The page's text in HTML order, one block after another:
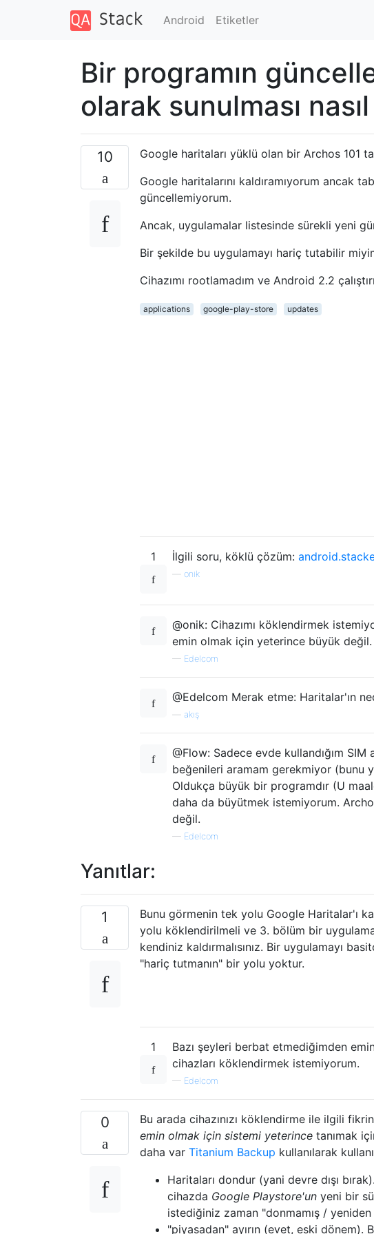
Android Etiketler
Bir programın
olarak sunulması
10
Google haritaları yüklü olan bir Archos 101
Google haritalarını kaldıramıyorum ancak
güncellemiyorum.
Ancak, uygulamalar listesinde sürekli yeni
Bir şekilde bu uygulamayı hariç tutabilir
Cihazımı rootlamadım ve Android 2.2
applications google-play-store updates
1 İlgili soru, köklü çözüm:
onik
@onik: Cihazımı köklendirmek
emin olmak için yeterince büyük değil.
— Edelcom
@Edelcom Merak etme: Haritalar'ın
akış
@Flow: Sadece evde kullandığım
beğenileri aramam gerekmiyor (bunu
Oldukça büyük bir programdır (U
daha da büyütmek istemiyorum.
değil.
— Edelcom
Yanıtlar:
1
Bunu görmenin tek yolu Google Haritalar'ı
yolu köklendirilmeli ve 3. bölüm bir
kendiniz kaldırmalısınız. Bir uygulamayı
"hariç tutmanın" bir yolu yoktur.
1
Bazı şeyleri berbat etmediğimden
cihazları köklendirmek istemiyorum.
— Edelcom
0 Bu arada cihazınızı köklendirme ile ilgili
emin olmak için sistemi yeterince tanımak
daha var Titanium Backup kullanılarak
Haritaları dondur (yani devre dışı
cihazda Google Playstore'un yeni bir
istediğiniz zaman "donmamış /
"piyasadan" ayırın (evet, eski dönem).